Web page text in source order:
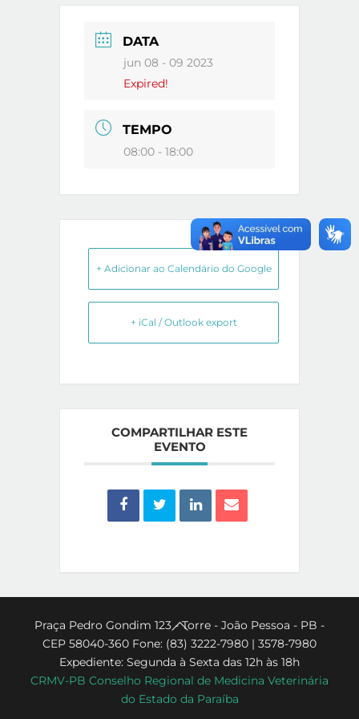
DATA
jun 08 - 09 2023
Expired!
TEMPO
08:00 - 18:00
+ Adicionar ao Calendário do Google
+ iCal / Outlook export
COMPARTILHAR ESTE
EVENTO
Back
To
Top
Praça Pedro Gondim 123 - Torre - João Pessoa - PB -
CEP 58040-360 Fone: (83) 3222-7980 | 3578-7980
Expediente: Segunda à Sexta das 12h às 18h
CRMV-PB Conselho Regional de Medicina Veterinária
do Estado da Paraíba